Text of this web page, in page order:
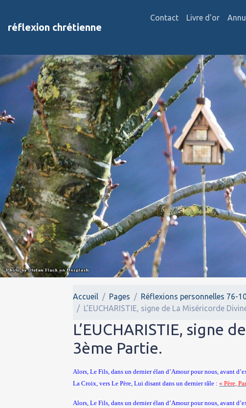
réflexion chrétienne
Contact Livre d'or
Accueil Pages Réflexions personnelles 76-
L’EUCHARISTIE, signe de La Miséricorde
L’EUCHARISTIE, signe
3ème Partie.
Alors, Le Fils, dans un dernier élan d’Amour pour nous, avant
La Croix, vers Le Père, Lui disant dans un dernier râle :« Père,
Alors, Le Fils, dans un dernier élan d’Amour pour nous, avant